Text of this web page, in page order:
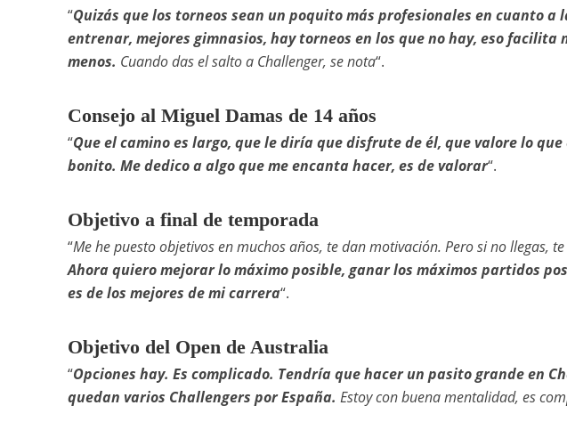
“Quizás que los torneos sean un poquito más profesionales en cuanto
entrenar, mejores gimnasios, hay torneos en los que no hay, eso
menos. Cuando das el salto a Challenger, se nota“.
Consejo al Miguel Damas de 14 años
“Que el camino es largo, que le diría que disfrute de él, que valore lo
bonito. Me dedico a algo que me encanta hacer, es de valorar“.
Objetivo a final de temporada
“Me he puesto objetivos en muchos años, te dan motivación. Pero si no llegas,
Ahora quiero mejorar lo máximo posible, ganar los máximos partidos
es de los mejores de mi carrera“.
Objetivo del Open de Australia
“Opciones hay. Es complicado. Tendría que hacer un pasito grande en
quedan varios Challengers por España. Estoy con buena mentalidad, es